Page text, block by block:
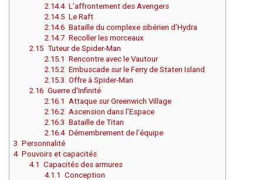
2.14.4 L’affrontement des Avengers
2.14.5 Le Raft
2.14.6 Bataille du complexe sibérien d’Hydra
2.14.7 Recoller les morceaux
2.15 Tuteur de Spider-Man
2.15.1
Rencontre avec le Vautour
2.15.2 Embuscade sur le Ferry de Staten Island
2.15.3 Offre à Spider-Man
2.16 Guerre d'Infinité
2.16.1
Attaque sur Greenwich Village
2.16.2 Ascension dans l’Espace
2.16.3 Bataille de Titan
2.16.4 Démembrement de l’équipe
3 Personnalité
4 Pouvoirs et capacités
4.1 Capacités des armures
4.1.1
Conception
Aller à :
Aller à :
Aller à :